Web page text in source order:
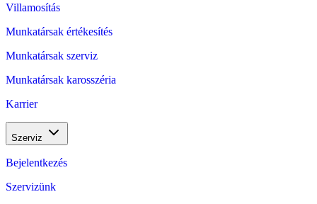
Villamosítás
Munkatársak értékesítés
Munkatársak szerviz
Munkatársak karosszéria
Karrier
Szerviz
Bejelentkezés
Szervizünk